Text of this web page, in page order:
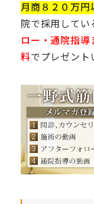
月商８２０万円
院で採用してい
ロー・通院指
料でプレゼント